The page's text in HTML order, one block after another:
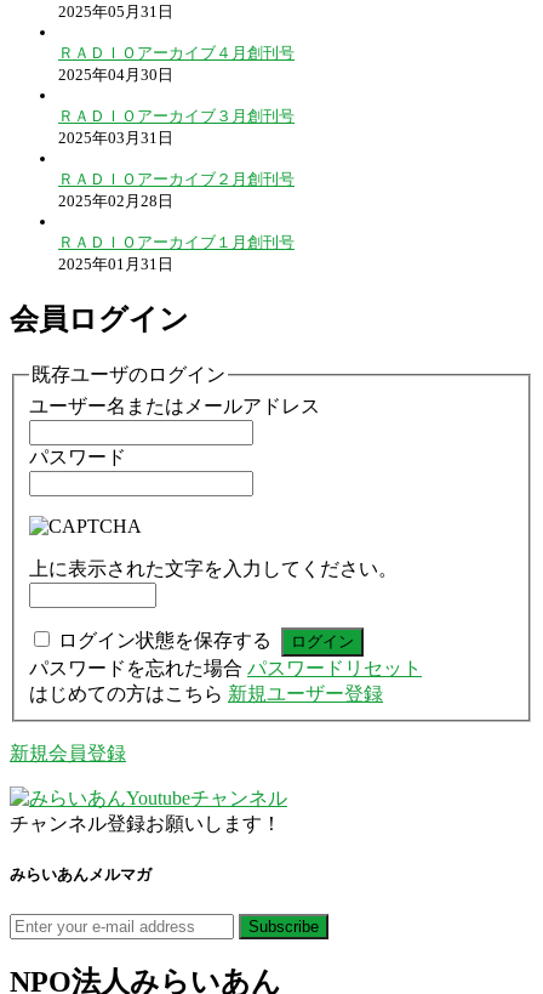
2025年05月31日
ＲＡＤＩＯアーカイブ４月創刊号
2025年04月30日
ＲＡＤＩＯアーカイブ３月創刊号
2025年03月31日
ＲＡＤＩＯアーカイブ２月創刊号
2025年02月28日
ＲＡＤＩＯアーカイブ１月創刊号
2025年01月31日
会員ログイン
既存ユーザのログイン
ユーザー名またはメールアドレス
パスワード
上に表示された文字を入力してください。
ログイン状態を保存する
パスワードを忘れた場合 パスワードリセット
はじめての方はこちら 新規ユーザー登録
新規会員登録
チャンネル登録お願いします！
みらいあんメルマガ
NPO法人みらいあん